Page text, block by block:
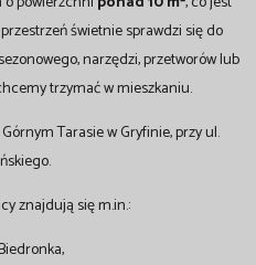
świetnie sprawdzi się do
narzędzi, przetworów lub
trzymać w mieszkaniu.
Tarasie w Gryfinie, przy ul.
znajdują się m.in.: